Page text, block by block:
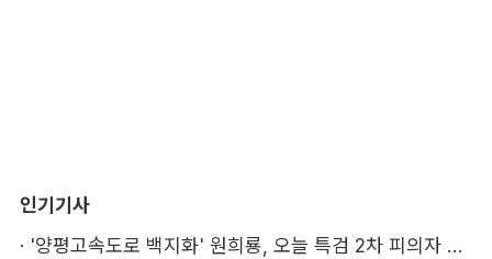
인기기사
·
'양평고속도로 백지화' 원희룡, 오늘 특검 2차 피의자 조사